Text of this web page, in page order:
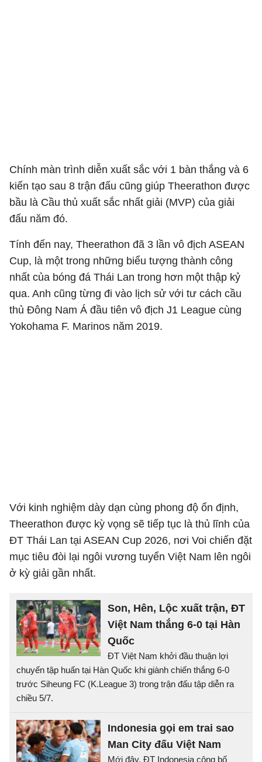
Chính màn trình diễn xuất sắc với 1 bàn thắng và 6
kiến tạo sau 8 trận đấu cũng giúp Theerathon được
bầu là Cầu thủ xuất sắc nhất giải (MVP) của giải
đấu năm đó.
Tính đến nay, Theerathon đã 3 lần vô địch ASEAN
Cup, là một trong những biểu tượng thành công
nhất của bóng đá Thái Lan trong hơn một thập kỷ
qua. Anh cũng từng đi vào lịch sử với tư cách cầu
thủ Đông Nam Á đầu tiên vô địch J1 League cùng
Yokohama F. Marinos năm 2019.
Với kinh nghiệm dày dạn cùng phong độ ổn định,
Theerathon được kỳ vọng sẽ tiếp tục là thủ lĩnh của
ĐT Thái Lan tại ASEAN Cup 2026, nơi Voi chiến đặt
mục tiêu đòi lại ngôi vương tuyển Việt Nam lên ngôi
ở kỳ giải gần nhất.
Son, Hên, Lộc xuất trận, ĐT
Việt Nam thắng 6-0 tại Hàn
Quốc
ĐT Việt Nam khởi đầu thuận lợi
chuyến tập huấn tại Hàn Quốc khi giành chiến thắng 6-0
trước Siheung FC (K.League 3) trong trận đấu tập diễn ra
chiều 5/7.
Indonesia gọi em trai sao
Man City đấu Việt Nam
Mới đây, ĐT Indonesia công bố